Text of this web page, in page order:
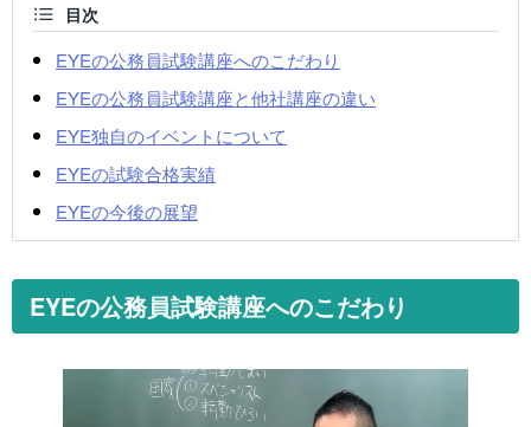
目次
EYEの公務員試験講座へのこだわり
EYEの公務員試験講座と他社講座の違い
EYE独自のイベントについて
EYEの試験合格実績
EYEの今後の展望
EYEの公務員試験講座へのこだわり